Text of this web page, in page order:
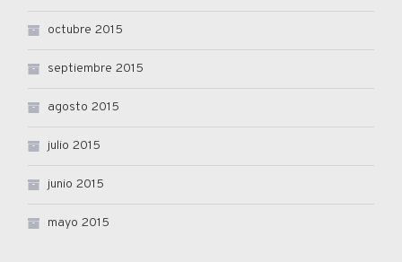
octubre 2015
septiembre 2015
agosto 2015
julio 2015
junio 2015
mayo 2015